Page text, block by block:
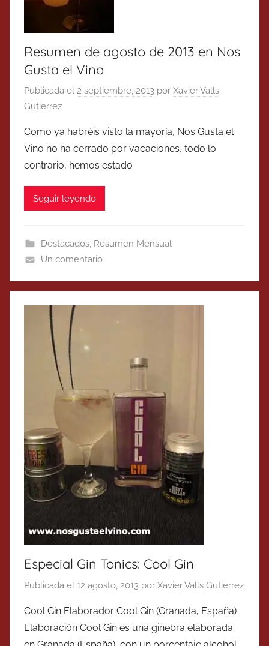
Resumen de agosto de 2013 en Nos
Gusta el Vino
Publicada el 2 septiembre, 2013 por Xavier Valls
Gutierrez
Como ya habréis visto la mayoría, Nos Gusta el
Vino no ha cerrado por vacaciones, todo lo
contrario, hemos estado
Seguir leyendo
Destacados, Resumen Mensual
Un comentario
Especial Gin Tonics: Cool Gin
Publicada el 12 agosto, 2013 por Xavier Valls Gutierrez
Cool Gin Elaborador Cool Gin (Granada, España)
Elaboración Cool Gin es una ginebra elaborada